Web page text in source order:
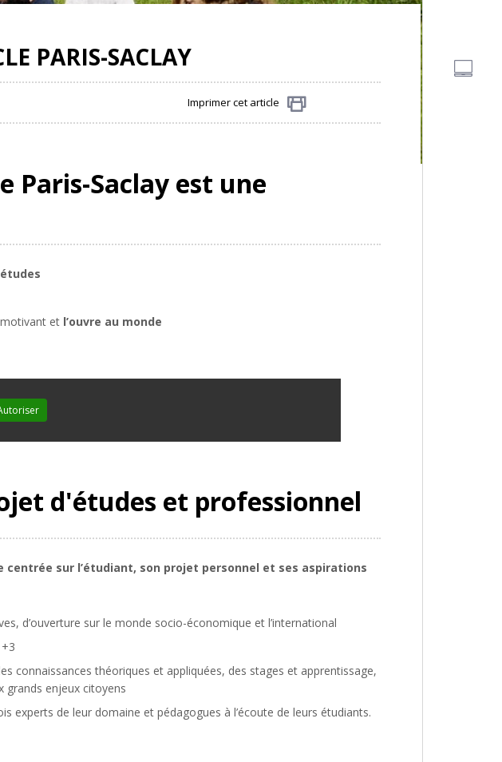
PARIS-SACLAY
Imprimer cet article
Paris-Saclay est une
et l’ouvre au monde
d'études et professionnel
centrée sur l’étudiant, son projet personnel et ses aspirations
d’ouverture sur le monde socio-économique et l’international
connaissances théoriques et appliquées, des stages et apprentissage,
grands enjeux citoyens
experts de leur domaine et pédagogues à l’écoute de leurs étudiants.